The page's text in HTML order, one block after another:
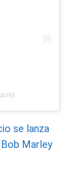
se lanza
Marley